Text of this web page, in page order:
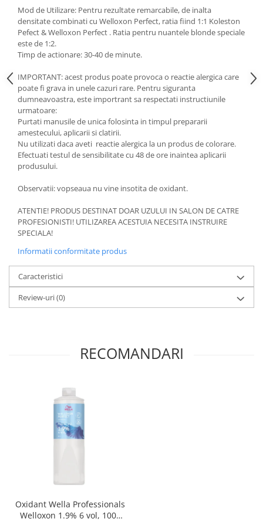
Mod de Utilizare: Pentru rezultate remarcabile, de inalta
densitate combinati cu Welloxon Perfect, ratia fiind 1:1 Koleston
Pefect & Welloxon Perfect . Ratia pentru nuantele blonde speciale
este de 1:2.
Timp de actionare: 30-40 de minute.
IMPORTANT: acest produs poate provoca o reactie alergica care
poate fi grava in unele cazuri rare. Pentru siguranta
dumneavoastra, este importrant sa respectati instructiunile
urmatoare:
Purtati manusile de unica folosinta in timpul prepararii
amestecului, aplicarii si clatirii.
Nu utilizati daca aveti reactie alergica la un produs de colorare.
Efectuati testul de sensibilitate cu 48 de ore inaintea aplicarii
produsului.
Observatii: vopseaua nu vine insotita de oxidant.
ATENTIE! PRODUS DESTINAT DOAR UZULUI IN SALON DE CATRE
PROFESIONISTI! UTILIZAREA ACESTUIA NECESITA INSTRUIRE
SPECIALA!
Informatii conformitate produs
Caracteristici
Review-uri(0)
RECOMANDARI
Oxidant Wella Professionals
Welloxon 1.9% 6 vol, 1000